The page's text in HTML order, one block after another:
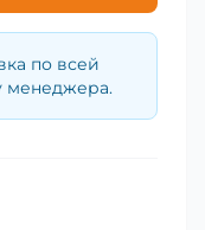
по всей
менеджера.